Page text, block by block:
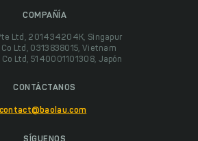
COMPAÑÍA
Ltd, 201434204K, Singapur
Co Ltd, 0313838015, Vietnam
Co Ltd, 5140001101308, Japón
CONTÁCTANOS
contact@baolau.com